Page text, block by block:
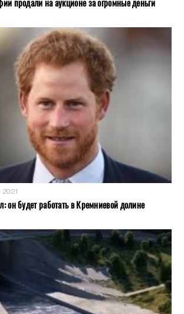
продали на аукционе за огромные деньги
2021
он будет работать в Кремниевой долине